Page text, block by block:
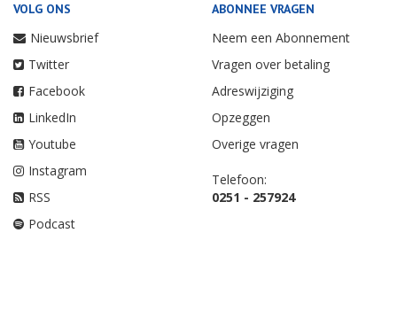
VOLG ONS
Nieuwsbrief
Twitter
Facebook
LinkedIn
Youtube
Instagram
RSS
Podcast
ABONNEE VRAGEN
Neem een Abonnement
Vragen over betaling
Adreswijziging
Opzeggen
Overige vragen
Telefoon:
0251 - 257924